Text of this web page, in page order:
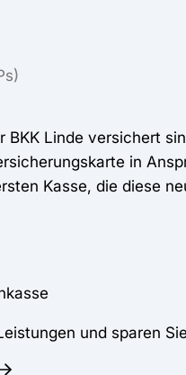
Linde versichert
in
Kasse, die diese
und sparen